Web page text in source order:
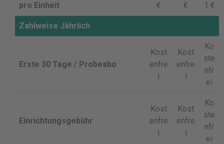
pro Einheit
€
€
1 €
Zahlweise Jährlich
Erste 30 Tage / Probeabo
Kost
enfre
i
Kost
enfre
i
Ko
ste
nfr
ei
Einrichtungsgebühr
Kost
enfre
i
Kost
enfre
i
Ko
ste
nfr
ei